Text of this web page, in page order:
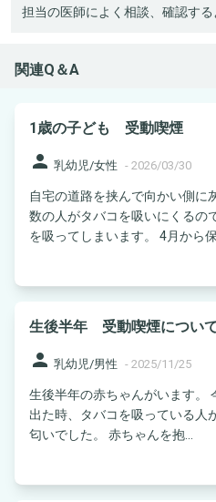
担当の医師によく相談、確認する
関連Q＆A
1歳の子ども 受動喫煙
person 乳幼児/女性 - 2026/03/30
自宅の道路を挟んで向かい側に
数の人がタバコを吸いにくるの
を吸ってしまいます。 4月
生後半年 受動喫煙につい
person 乳幼児/男性 - 2025/11/25
生後半年の赤ちゃんがいます。
出た時、タバコを吸っている人
匂いでした。 赤ちゃんを抱...